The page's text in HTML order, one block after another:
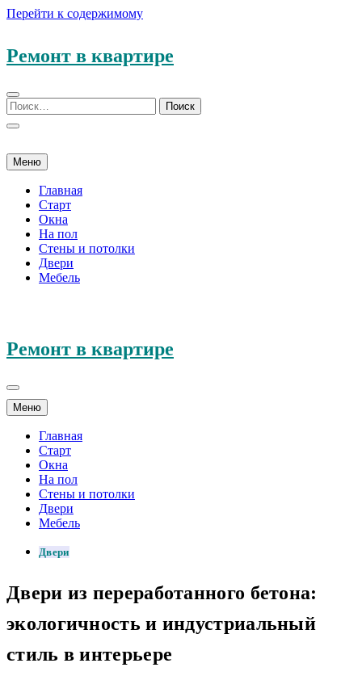
Перейти к содержимому
Ремонт в квартире
Меню
Главная
Старт
Окна
На пол
Стены и потолки
Двери
Мебель
Ремонт в квартире
Меню
Главная
Старт
Окна
На пол
Стены и потолки
Двери
Мебель
Двери
Двери из переработанного бетона:
экологичность и индустриальный
стиль в интерьере